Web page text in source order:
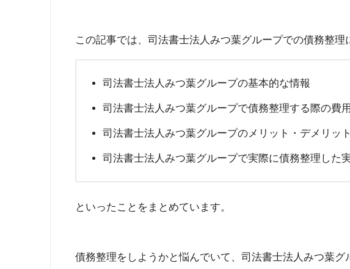
この記事では、司法書士法人みつ葉グループでの債務整理
司法書士法人みつ葉グループの基本的な情報
司法書士法人みつ葉グループで債務整理する際の費用
司法書士法人みつ葉グループのメリット・デメリット
司法書士法人みつ葉グループで実際に債務整理した
といったことをまとめています。
債務整理をしようかと悩んでいて、司法書士法人みつ葉